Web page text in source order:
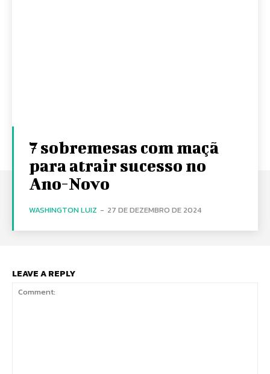
7 sobremesas com maçã
para atrair sucesso no
Ano-Novo
WASHINGTON LUIZ - 27 DE DEZEMBRO DE 2024
LEAVE A REPLY